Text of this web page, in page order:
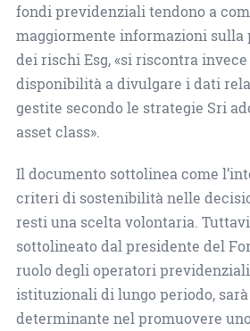
fondi previdenziali tendono a
maggiormente informazioni sulla
dei rischi Esg, «si riscontra
disponibilità a divulgare i dati
gestite secondo le strategie Sri
asset class».
Il documento sottolinea come
criteri di sostenibilità nelle
resti una scelta volontaria.
sottolineato dal presidente del
ruolo degli operatori
istituzionali di lungo periodo,
determinante nel promuovere